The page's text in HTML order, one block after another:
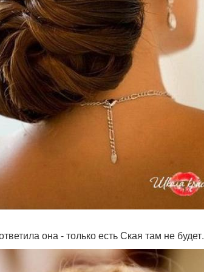
она - только есть Ская там не будет.